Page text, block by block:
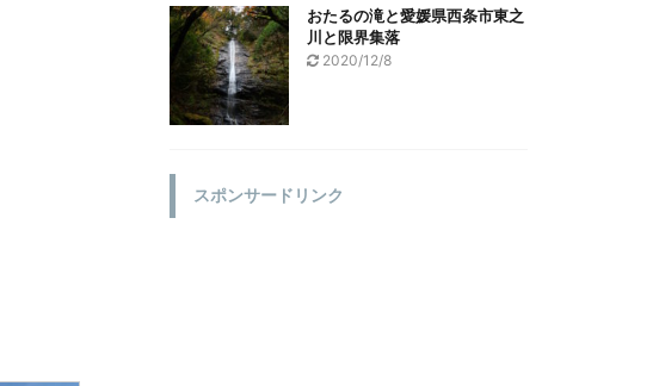
おたるの滝と愛媛県西条市東之
川と限界集落
2020/12/8
スポンサードリンク